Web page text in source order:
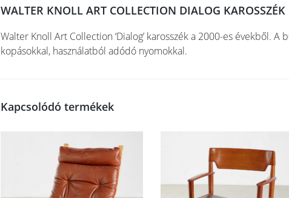
WALTER KNOLL ART COLLECTION DIALOG KAROSSZÉK
Walter Knoll Art Collection ‘Dialog’ karosszék a 2000-es évekből.
kopásokkal, használatból adódó nyomokkal.
Kapcsolódó termékek